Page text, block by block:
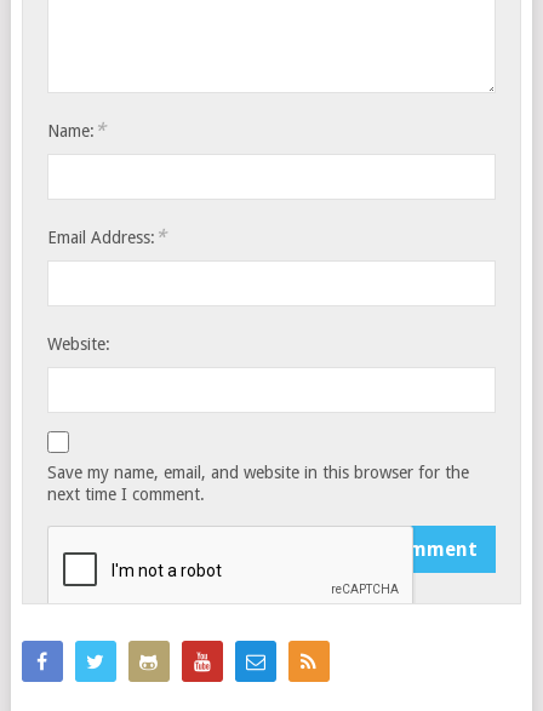
Name: *
Email Address: *
Website:
Save my name, email, and website in this browser for the
next time I comment.